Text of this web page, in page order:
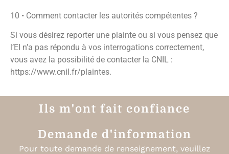
10 • Comment contacter les autorités compétentes ?
Si vous désirez reporter une plainte ou si vous pensez que
l’EI n’a pas répondu à vos interrogations correctement,
vous avez la possibilité de contacter la CNIL :
https://www.cnil.fr/plaintes.
Ils m'ont fait confiance
Demande d'information
Pour toute demande de renseignement, veuillez